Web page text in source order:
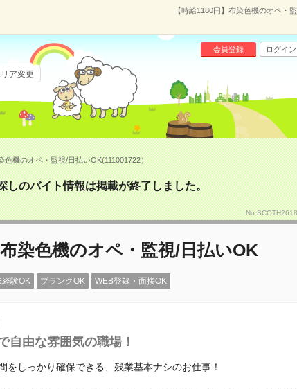
【時給1180円】布染色機のオペ・
会員登録 ログイン
ア変更
色機のオペ・監視/日払いOK(111001722）
しのバイト情報は掲載が終了しました。
布染色機のオペ・監視/日払いOK
験OK ブランクOK WEB登録・面接OK
自由な雰囲気の職場！
しっかり確保できる、残業基本ナシのお仕事！